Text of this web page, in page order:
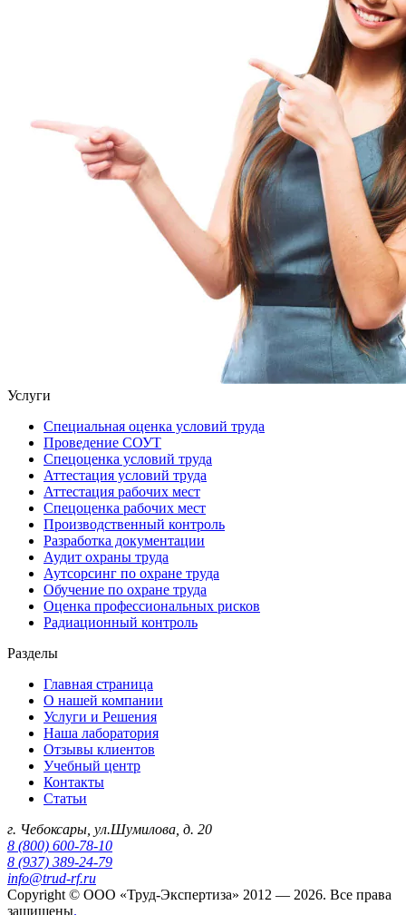
Услуги
Специальная оценка условий труда
Проведение СОУТ
Спецоценка условий труда
Аттестация условий труда
Аттестация рабочих мест
Спецоценка рабочих мест
Производственный контроль
Разработка документации
Аудит охраны труда
Аутсорсинг по охране труда
Обучение по охране труда
Оценка профессиональных рисков
Радиационный контроль
Разделы
Главная страница
О нашей компании
Услуги и Решения
Наша лаборатория
Отзывы клиентов
Учебный центр
Контакты
Статьи
г. Чебоксары, ул.Шумилова, д. 20
8 (800) 600-78-10
8 (937) 389-24-79
info@trud-rf.ru
Copyright © ООО «Труд-Экспертиза» 2012 — 2026. Все права
защищены.